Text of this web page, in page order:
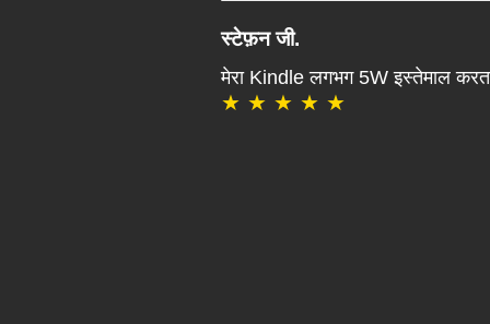
स्टेफ़न जी.
मेरा Kindle लगभग 5W इस्तेमाल
★ ★ ★ ★ ★